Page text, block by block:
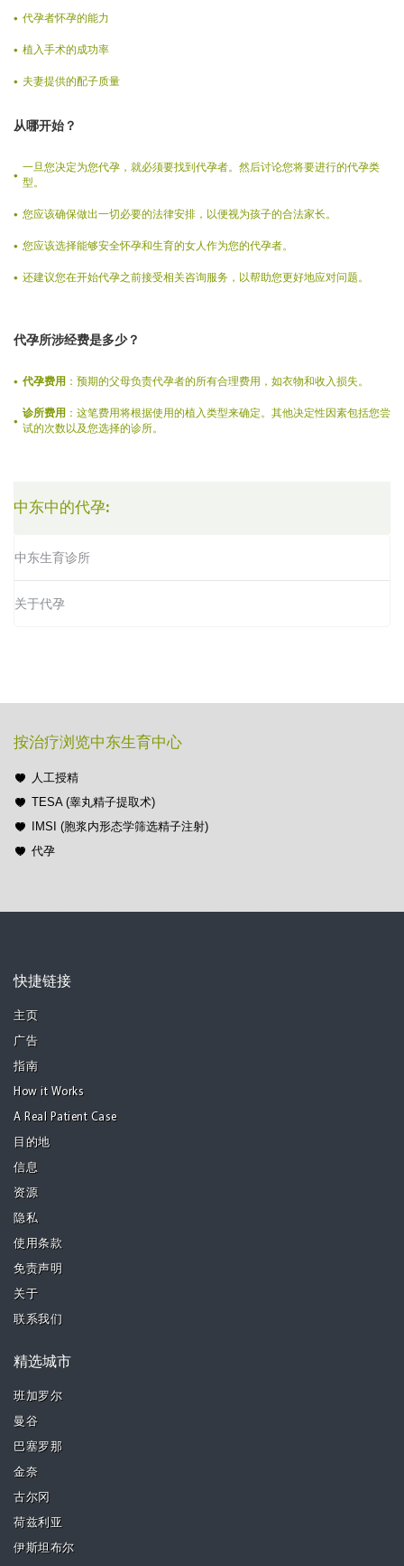
代孕者怀孕的能力
植入手术的成功率
夫妻提供的配子质量
从哪开始？
一旦您决定为您代孕，就必须要找到代孕者。然后讨论您将要进行的代孕类
型。
您应该确保做出一切必要的法律安排，以便视为孩子的合法家长。
您应该选择能够安全怀孕和生育的女人作为您的代孕者。
还建议您在开始代孕之前接受相关咨询服务，以帮助您更好地应对问题。
代孕所涉经费是多少？
代孕费用 ：预期的父母负责代孕者的所有合理费用，如衣物和收入损失。
诊所费用 ：这笔费用将根据使用的植入类型来确定。其他决定性因素包括您尝
试的次数以及您选择的诊所。
中东中的代孕:
中东生育诊所
关于代孕
按治疗浏览中东生育中心
人工授精
TESA (睾丸精子提取术)
IMSI (胞浆内形态学筛选精子注射)
代孕
快捷链接
主页
广告
指南
How it Works
A Real Patient Case
目的地
信息
资源
隐私
使用条款
免责声明
关于
联系我们
精选城市
班加罗尔
曼谷
巴塞罗那
金奈
古尔冈
荷兹利亚
伊斯坦布尔